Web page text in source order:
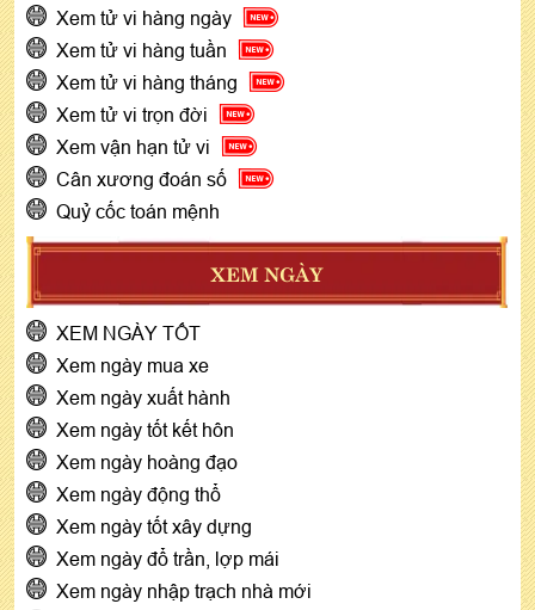
Xem tử vi hàng ngày
Xem tử vi hàng tuần
Xem tử vi hàng tháng
Xem tử vi trọn đời
Xem vận hạn tử vi
Cân xương đoán số
Quỷ cốc toán mệnh
XEM NGÀY
XEM NGÀY TỐT
Xem ngày mua xe
Xem ngày xuất hành
Xem ngày tốt kết hôn
Xem ngày hoàng đạo
Xem ngày động thổ
Xem ngày tốt xây dựng
Xem ngày đổ trần, lợp mái
Xem ngày nhập trạch nhà mới